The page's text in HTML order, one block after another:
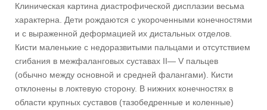
Клиническая картина диастрофической дисплазии весьма
характерна. Дети рождаются с укороченными конечностями
и с выраженной деформацией их дистальных отделов.
Кисти маленькие с недоразвитыми пальцами и отсутствием
сгибания в межфаланговых суставах II— V пальцев
(обычно между основной и средней фалангами). Кисти
отклонены в локтевую сторону. В нижних конечностях в
области крупных суставов (тазобедренные и коленные)